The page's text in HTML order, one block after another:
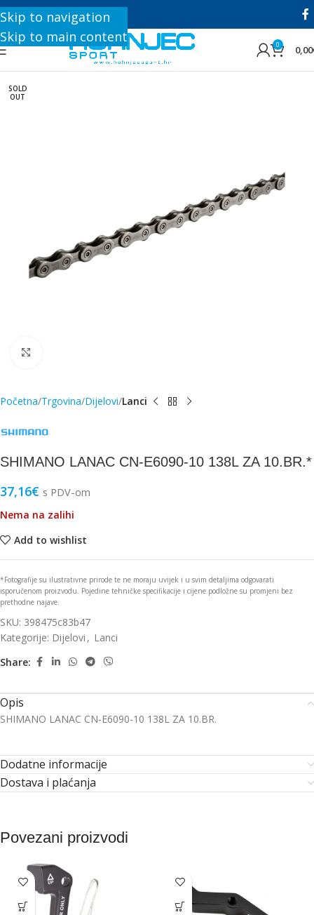
Skip to navigation
Skip to main content
+385 1 8896 200
0 0,00
SOLD
OUT
Početna Trgovina Dijelovi Lanci
SHIMANO LANAC CN-E6090-10 138L ZA 10.BR.*
37,16€ s PDV-om
Nema na zalihi
Add to wishlist
*Fotografije su ilustrativne prirode te ne moraju uvijek i u svim detaljima odgovarati
isporučenom proizvodu. Pojedine tehničke specifikacije i cijene podložne su promjeni bez
prethodne najave.
SKU: 398475c83b47
Kategorije: Dijelovi , Lanci
Share:
Opis
SHIMANO LANAC CN-E6090-10 138L ZA 10.BR.
Dodatne informacije
Dostava i plaćanja
Povezani proizvodi